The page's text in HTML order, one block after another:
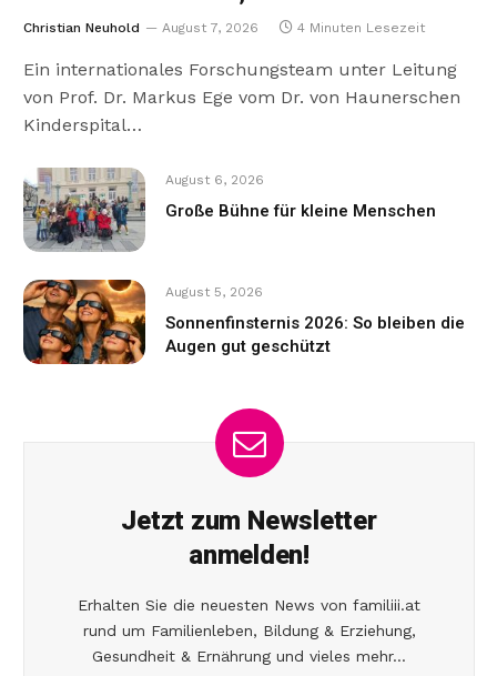
Christian Neuhold August 7, 2026 4 Minuten Lesezeit
Ein internationales Forschungsteam unter Leitung
von Prof. Dr. Markus Ege vom Dr. von Haunerschen
Kinderspital…
August 6, 2026
Große Bühne für kleine Menschen
August 5, 2026
Sonnenfinsternis 2026: So bleiben die
Augen gut geschützt
Jetzt zum Newsletter
anmelden!
Erhalten Sie die neuesten News von familiii.at
rund um Familienleben, Bildung & Erziehung,
Gesundheit & Ernährung und vieles mehr...